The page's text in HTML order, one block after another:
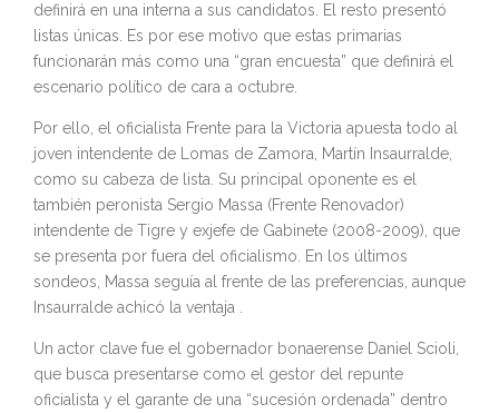
definirá en una interna a sus candidatos. El resto presentó
listas únicas. Es por ese motivo que estas primarias
funcionarán más como una “gran encuesta” que definirá el
escenario político de cara a octubre.
Por ello, el oficialista Frente para la Victoria apuesta todo al
joven intendente de Lomas de Zamora, Martín Insaurralde,
como su cabeza de lista. Su principal oponente es el
también peronista Sergio Massa (Frente Renovador)
intendente de Tigre y exjefe de Gabinete (2008-2009), que
se presenta por fuera del oficialismo. En los últimos
sondeos, Massa seguía al frente de las preferencias, aunque
Insaurralde achicó la ventaja .
Un actor clave fue el gobernador bonaerense Daniel Scioli,
que busca presentarse como el gestor del repunte
oficialista y el garante de una “sucesión ordenada” dentro